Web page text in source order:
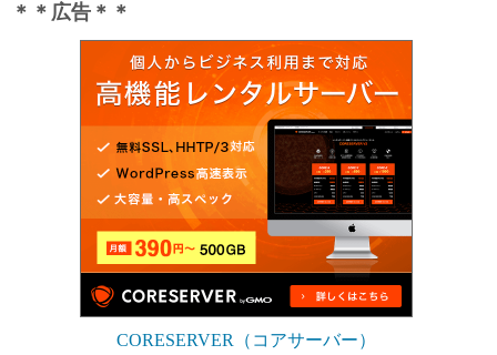
＊＊広告＊＊
CORESERVER（コアサーバー）